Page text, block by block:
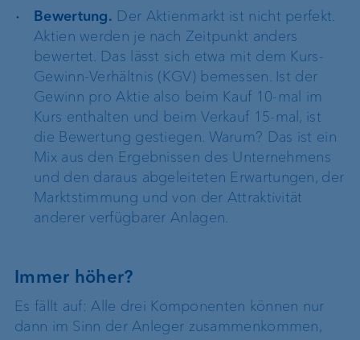
Bewertung. Der Aktienmarkt ist nicht perfekt.
Aktien werden je nach Zeitpunkt anders
bewertet. Das lässt sich etwa mit dem Kurs-
Gewinn-Verhältnis (KGV) bemessen. Ist der
Gewinn pro Aktie also beim Kauf 10-mal im
Kurs enthalten und beim Verkauf 15-mal, ist
die Bewertung gestiegen. Warum? Das ist ein
Mix aus den Ergebnissen des Unternehmens
und den daraus abgeleiteten Erwartungen, der
Marktstimmung und von der Attraktivität
anderer verfügbarer Anlagen.
Immer höher?
Es fällt auf: Alle drei Komponenten können nur
dann im Sinn der Anleger zusammenkommen,